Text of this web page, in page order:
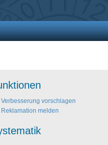
Verbesserung vorschlagen
Reklamation melden